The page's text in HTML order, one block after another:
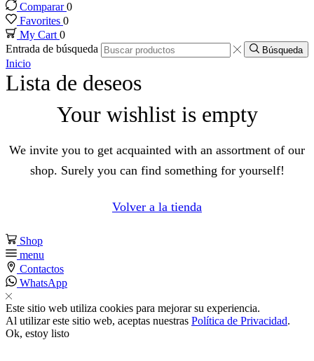
Comparar0
Favorites 0
My Cart0
Entrada de búsqueda
Búsqueda
Inicio
Lista de deseos
Your wishlist is empty
We invite you to get acquainted with an assortment of our
shop. Surely you can find something for yourself!
Volver a la tienda
Shop
menu
Contactos
WhatsApp
Este sitio web utiliza cookies para mejorar su experiencia.
Al utilizar este sitio web, aceptas nuestras Política de Privacidad.
Ok, estoy listo